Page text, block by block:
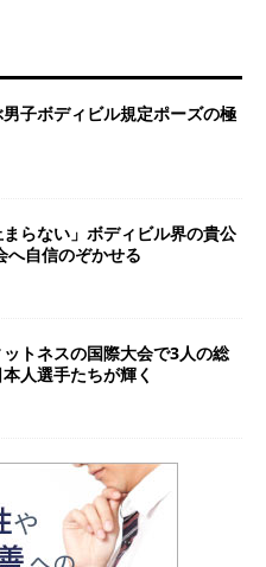
子ボディビル規定ポーズの極
まらない」ボディビル界の貴公
へ自信のぞかせる
トネスの国際大会で3人の総
人選手たちが輝く